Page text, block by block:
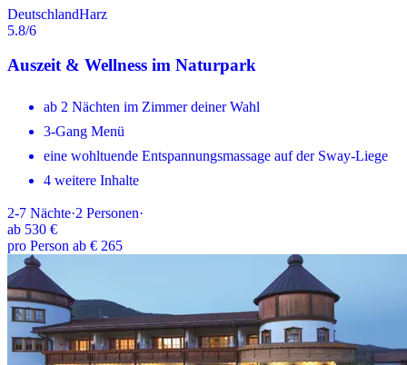
DeutschlandHarz
5.8/6
Auszeit & Wellness im Naturpark
ab 2 Nächten im Zimmer deiner Wahl
3-Gang Menü
eine wohltuende Entspannungsmassage auf der Sway-Liege
4 weitere Inhalte
2-7 Nächte·2 Personen·
ab 530 €
pro Person ab € 265